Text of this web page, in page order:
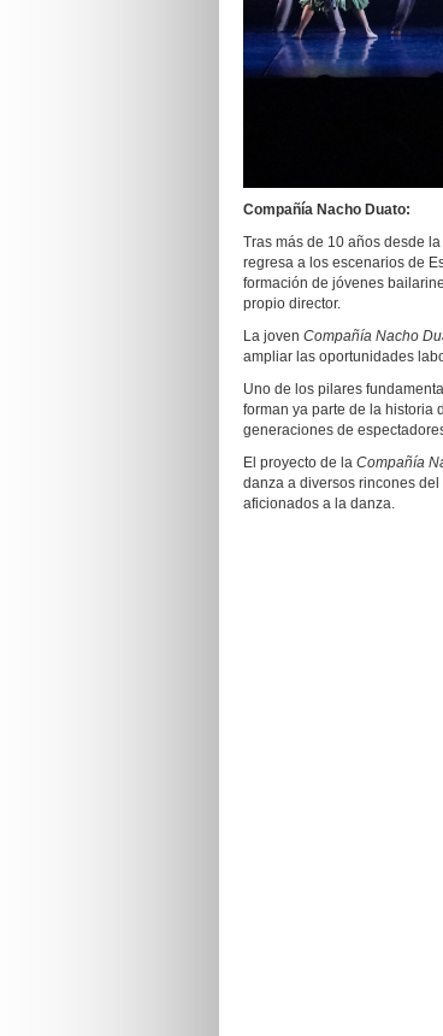
Compañía Nacho Duato:
Tras más de 10 años desde
regresa a los escenarios de
formación de jóvenes
propio director.
La joven Compañía Nacho
ampliar las oportunidades
Uno de los pilares
forman ya parte de la historia
generaciones de
El proyecto de la Compañía
danza a diversos rincones
aficionados a la danza.